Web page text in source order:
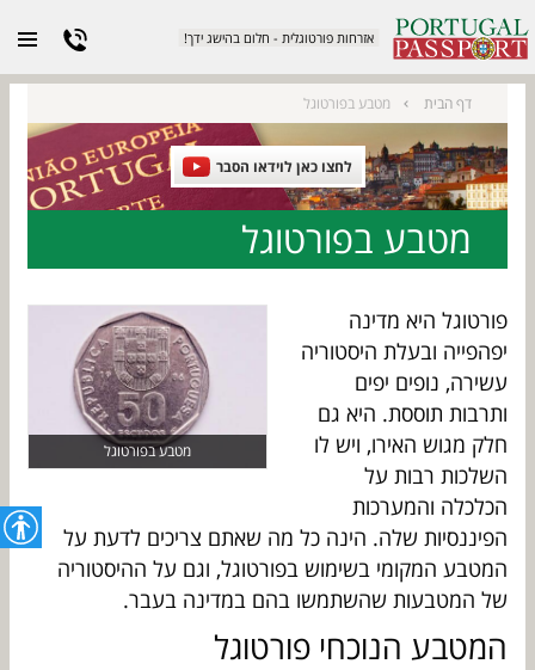
אזרחות פורטוגלית - חלום בהישג ידך!
דף הבית מטבע בפורטוגל
לחצו כאן לוידאו הסבר
מטבע בפורטוגל
מטבע בפורטוגל
פורטוגל היא מדינה
יפהפייה ובעלת היסטוריה
עשירה, נופים יפים
ותרבות תוססת. היא גם
חלק מגוש האירו, ויש לו
השלכות רבות על
הכלכלה והמערכות
הפיננסיות שלה. הינה כל מה שאתם צריכים לדעת על
המטבע המקומי בשימוש בפורטוגל, וגם על ההיסטוריה
של המטבעות שהשתמשו בהם במדינה בעבר.
המטבע הנוכחי פורטוגל